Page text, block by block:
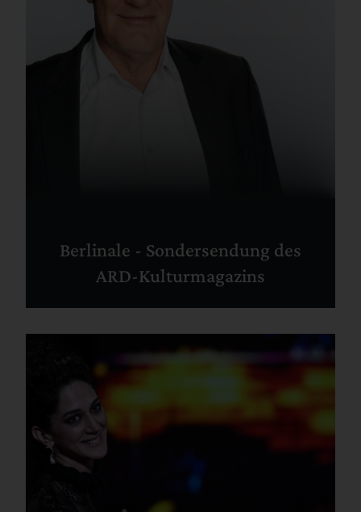
Berlinale - Sondersendung des
ARD-Kulturmagazins